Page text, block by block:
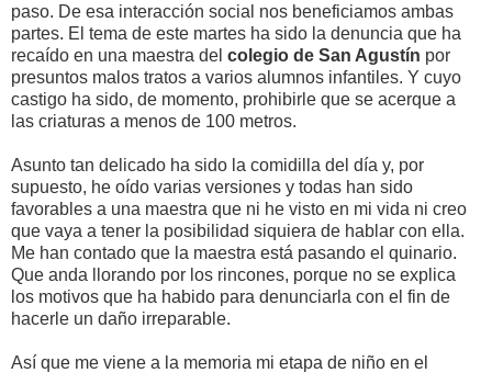
paso. De esa interacción social nos beneficiamos ambas
partes. El tema de este martes ha sido la denuncia que ha
recaído en una maestra del colegio de San Agustín por
presuntos malos tratos a varios alumnos infantiles. Y cuyo
castigo ha sido, de momento, prohibirle que se acerque a
las criaturas a menos de 100 metros.
Asunto tan delicado ha sido la comidilla del día y, por
supuesto, he oído varias versiones y todas han sido
favorables a una maestra que ni he visto en mi vida ni creo
que vaya a tener la posibilidad siquiera de hablar con ella.
Me han contado que la maestra está pasando el quinario.
Que anda llorando por los rincones, porque no se explica
los motivos que ha habido para denunciarla con el fin de
hacerle un daño irreparable.
Así que me viene a la memoria mi etapa de niño en el